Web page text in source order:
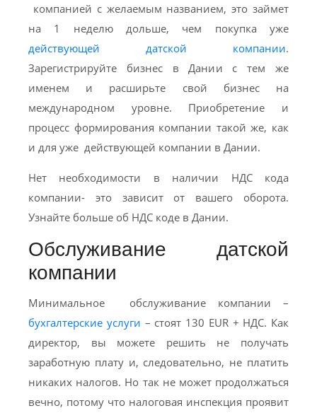
компанией с желаемым названием, это займет
на 1 неделю дольше, чем покупка уже
действующей датской компании.
Зарегистрируйте бизнес в Дании с тем же
именем и расширьте свой бизнес на
международном уровне. Приобретение и
процесс формирования компании такой же, как
и для уже действующей компании в Дании.
Нет необходимости в наличии НДС кода
компании- это зависит от вашего оборота.
Узнайте больше об НДС коде в Дании.
Обслуживание датской
компании
Минимальное обслуживание компании –
бухгалтерские услуги – стоят 130 EUR + НДС. Как
директор, вы можете решить не получать
заработную плату и, следовательно, не платить
никаких налогов. Но так не может продолжаться
вечно, потому что налоговая инспекция проявит